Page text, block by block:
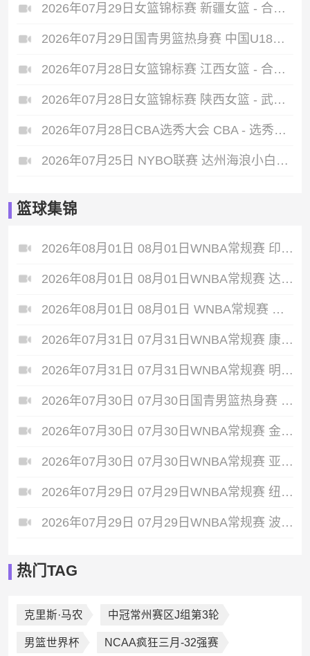
2026年07月29日女篮锦标赛 新疆女篮 - 合肥女篮 全场录像
2026年07月29日国青男篮热身赛 中国U18男篮 - 纽纳华丁闪电队 全场录像
2026年07月28日女篮锦标赛 江西女篮 - 合肥女篮 全场录像
2026年07月28日女篮锦标赛 陕西女篮 - 武汉女篮 全场录像
2026年07月28日CBA选秀大会 CBA - 选秀大会 全场录像
2026年07月25日 NYBO联赛 达州海浪小白兔 VS 西咸童跃体育U6小鲨鱼 全场录像
篮球集锦
2026年08月01日 08月01日WNBA常规赛 印第安纳狂热112-98波特兰火焰 全场集锦
2026年08月01日 08月01日WNBA常规赛 达拉斯飞翼75-81华盛顿神秘人 全场集锦
2026年08月01日 08月01日 WNBA常规赛 西雅图风暴89-98亚特兰大梦想 全场集锦
2026年07月31日 07月31日WNBA常规赛 康涅狄格太阳88-94芝加哥天空 全场集锦
2026年07月31日 07月31日WNBA常规赛 明尼苏达山猫104-72多伦多节奏 全场集锦
2026年07月30日 07月30日国青男篮热身赛 中国U18男篮78-72 大卫·安篮球学院 全场集锦
2026年07月30日 07月30日WNBA常规赛 金州女武神89-91菲尼克斯水星 全场集锦
2026年07月30日 07月30日WNBA常规赛 亚特兰大梦想82-81达拉斯飞翼 全场集锦
2026年07月29日 07月29日WNBA常规赛 纽约自由人113-109洛杉矶火花 全场集锦
2026年07月29日 07月29日WNBA常规赛 波特兰火焰83-98拉斯维加斯王牌 全场集锦
热门TAG
克里斯·马农 中冠常州赛区J组第3轮
男篮世界杯 NCAA疯狂三月-32强赛